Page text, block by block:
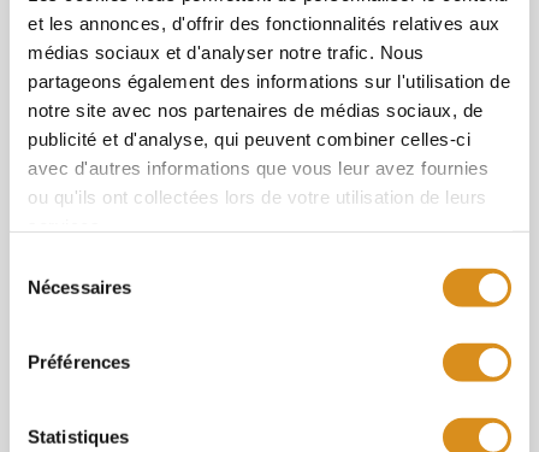
et les annonces, d'offrir des fonctionnalités relatives aux
médias sociaux et d'analyser notre trafic. Nous
partageons également des informations sur l'utilisation de
notre site avec nos partenaires de médias sociaux, de
publicité et d'analyse, qui peuvent combiner celles-ci
avec d'autres informations que vous leur avez fournies
ou qu'ils ont collectées lors de votre utilisation de leurs
Nécessaires
Préférences
Statistiques
Réalisation De Ravalement au 13 rue
Type de façade :